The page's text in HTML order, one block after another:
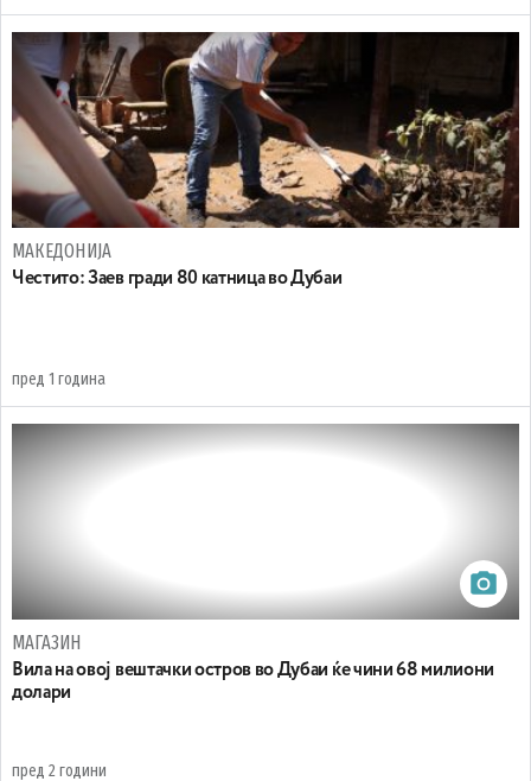
МАКЕДОНИЈА
Честито: Заев гради 80 катница во Дубаи
пред 1 година
МАГАЗИН
Вила на овој вештачки остров во Дубаи ќе чини 68 милиони
долари
пред 2 години